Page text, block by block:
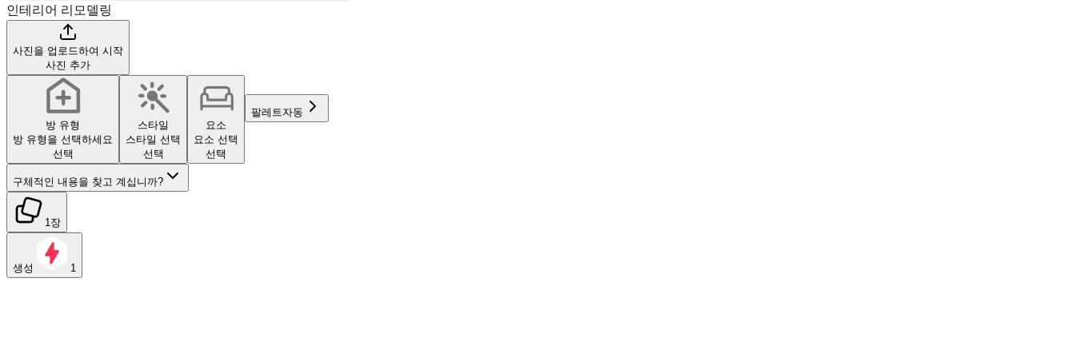
인테리어 리모델링
사진을 업로드하여 시작
사진 추가
방 유형
방 유형을 선택하세요
선택
스타일
스타일 선택
선택
요소
요소 선택
선택
팔레트자동
구체적인 내용을 찾고 계십니까?
1장
생성 1